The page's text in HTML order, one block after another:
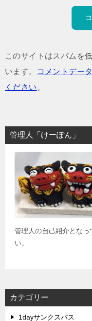
このサイトはスパムを
います。
コメントデー
ください 。
管理人「けーぽん」
管理人の自己紹介となっ
い。
カテゴリー
1dayサンクスパス